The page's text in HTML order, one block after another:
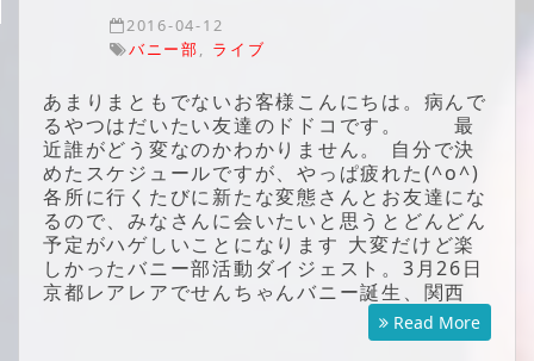
2016-04-12
バニー部, ライブ
あまりまともでないお客様こんにちは。病んで
るやつはだいたい友達のドドコです。 最
近誰がどう変なのかわかりません。 自分で決
めたスケジュールですが、やっぱ疲れた(^o^)
各所に行くたびに新たな変態さんとお友達にな
るので、みなさんに会いたいと思うとどんどん
予定がハゲしいことになります 大変だけど楽
しかったバニー部活動ダイジェスト。3月26日
京都レアレアでせんちゃんバニー誕生、関西
Read More